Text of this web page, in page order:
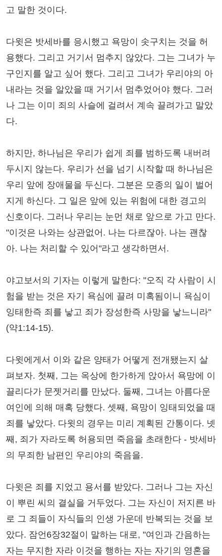
고 말한 것이다.
다윗은 밧세바를 응시했고 욕망이 솟구치는 것을 허
용했다. 그리고 거기서 멈추지 않았다. 그는 그녀가 누
구인지를 알고 싶어 했다. 그리고 그녀가 우리야의 아
내라는 것을 알았을 때 거기서 멈추었어야 했다. 그러
나 그는 이미 죄의 사슬에 걸려서 계속 끌려가고 말았
다.
하지만, 하나님은 우리가 쉽게 죄를 범하도록 내버려
두시지 않는다. 우리가 선을 넘기 시작할 때 하나님은
우리 앞에 장애물을 두신다. 그분은 모종의 일이 벌어
지게 하신다. 그 일은 앞에 있는 위험에 대한 경고의
신호이다. 그러나 우리는 눈먼 채로 앞으로 가고 만다.
"이것은 나와는 상관없어. 나는 다르잖아. 나는 괜찮
아. 나는 처리할 수 있어"라고 생각하면서.
야고보서의 기자는 이렇게 말한다: "오직 각 사람이 시
험을 받는 것은 자기 욕심에 끌려 미혹됨이니 욕심이
잉태한즉 죄를 낳고 죄가 장성한즉 사망을 낳느니라"
(약1:14-15).
다윗에게서 이와 같은 양태가 어떻게 전개됐는지 살
펴보자. 첫째, 그는 옥상에 한가하게 앉아서 욕망에 이
끌리다가 문젯거리를 만났다. 둘째, 그녀는 아름다운
여인에 의해 매혹 당했다. 셋째, 욕망이 잉태되었을 때
죄를 낳았다. 다윗의 경우는 미리 계획된 간통이다. 넷
째, 죄가 자라도록 허용되면 죽음을 초래한다 - 밧세바
의 무죄한 남편인 우리야의 죽음을.
다윗은 죄를 지었고 용서를 받았다. 그러나 그는 자신
이 뿌린 씨의 결실을 거두었다. 그는 자신이 저지른 바
로 그 죄들이 자식들의 인생 가운데 반복되는 것을 보
았다. 잠언6장32절이 말하는 대로, "여인과 간음하는
자는 무지한 자라 이것을 행하는 자는 자기의 영혼을